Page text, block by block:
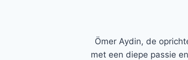
Ömer Aydin, de
met een diepe passie